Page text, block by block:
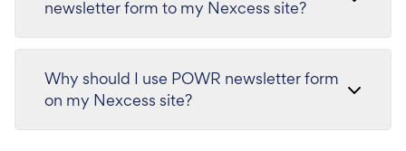
newsletter form to my Nexcess site?
Why should I use POWR newsletter form
on my Nexcess site?